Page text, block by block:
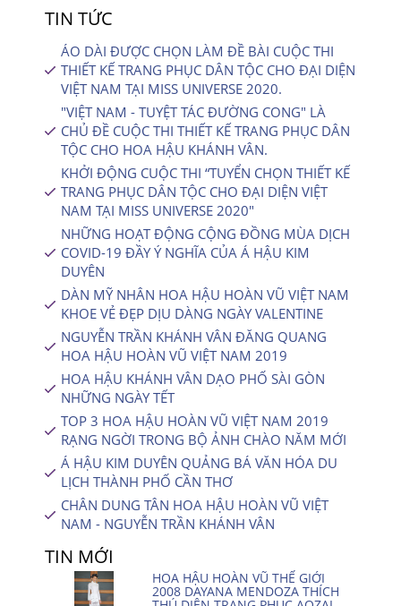
TIN TỨC
ÁO DÀI ĐƯỢC CHỌN LÀM ĐỀ BÀI CUỘC THI
THIẾT KẾ TRANG PHỤC DÂN TỘC CHO ĐẠI DIỆN
VIỆT NAM TẠI MISS UNIVERSE 2020.
"VIỆT NAM - TUYỆT TÁC ĐƯỜNG CONG" LÀ
CHỦ ĐỀ CUỘC THI THIẾT KẾ TRANG PHỤC DÂN
TỘC CHO HOA HẬU KHÁNH VÂN.
KHỞI ĐỘNG CUỘC THI “TUYỂN CHỌN THIẾT KẾ
TRANG PHỤC DÂN TỘC CHO ĐẠI DIỆN VIỆT
NAM TẠI MISS UNIVERSE 2020″
NHỮNG HOẠT ĐỘNG CỘNG ĐỒNG MÙA DỊCH
COVID-19 ĐẦY Ý NGHĨA CỦA Á HẬU KIM
DUYÊN
DÀN MỸ NHÂN HOA HẬU HOÀN VŨ VIỆT NAM
KHOE VẺ ĐẸP DỊU DÀNG NGÀY VALENTINE
NGUYỄN TRẦN KHÁNH VÂN ĐĂNG QUANG
HOA HẬU HOÀN VŨ VIỆT NAM 2019
HOA HẬU KHÁNH VÂN DẠO PHỐ SÀI GÒN
NHỮNG NGÀY TẾT
TOP 3 HOA HẬU HOÀN VŨ VIỆT NAM 2019
RẠNG NGỜI TRONG BỘ ẢNH CHÀO NĂM MỚI
Á HẬU KIM DUYÊN QUẢNG BÁ VĂN HÓA DU
LỊCH THÀNH PHỐ CẦN THƠ
CHÂN DUNG TÂN HOA HẬU HOÀN VŨ VIỆT
NAM - NGUYỄN TRẦN KHÁNH VÂN
TIN MỚI
HOA HẬU HOÀN VŨ THẾ GIỚI
2008 DAYANA MENDOZA THÍCH